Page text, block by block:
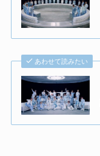
あわせて読みたい